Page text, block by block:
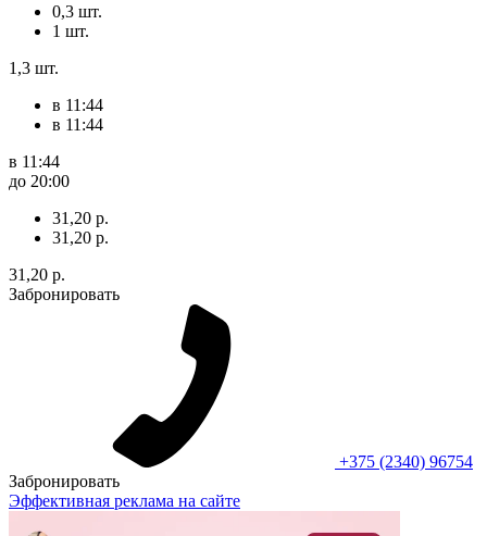
0,3 шт.
1 шт.
1,3 шт.
в 11:44
в 11:44
в 11:44
до 20:00
31,20 р.
31,20 р.
31,20 р.
Забронировать
+375 (2340) 96754
Забронировать
Эффективная реклама на сайте